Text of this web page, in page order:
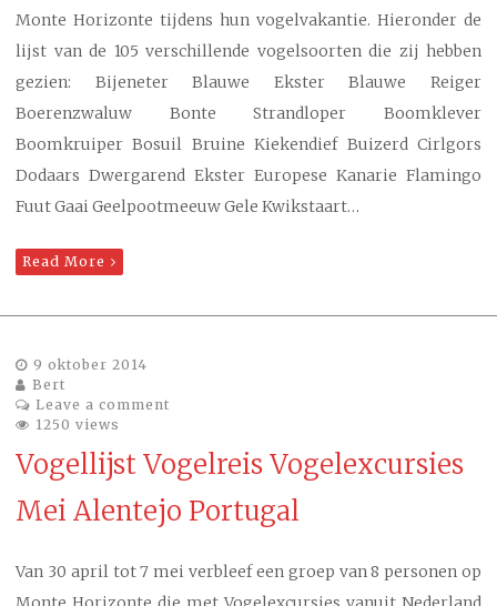
Monte Horizonte tijdens hun vogelvakantie. Hieronder de
lijst van de 105 verschillende vogelsoorten die zij hebben
gezien: Bijeneter Blauwe Ekster Blauwe Reiger
Boerenzwaluw Bonte Strandloper Boomklever
Boomkruiper Bosuil Bruine Kiekendief Buizerd Cirlgors
Dodaars Dwergarend Ekster Europese Kanarie Flamingo
Fuut Gaai Geelpootmeeuw Gele Kwikstaart…
Read More
9 oktober 2014
Bert
Leave a comment
1250 views
Vogellijst Vogelreis Vogelexcursies
Mei Alentejo Portugal
Van 30 april tot 7 mei verbleef een groep van 8 personen op